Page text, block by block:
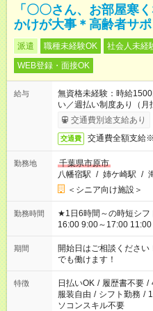
「〇〇さん、お部屋寒
かけが大事＊高齢者サポ
派遣 職種未経験OK 社会人未経
WEB登録・面接OK
給与
無資格未経験：時給
い／週払い制度あり（
完了次第のお支払いとな
交通費別途支給あり
交通費 交通費全額支給
勤務地
千葉県市原市
八幡宿駅 / 姉ケ崎駅 /
＜シニア向け施設＞
勤務時間
★1日6時間～の時短シフトOK ★スタート時間選べま
16:00 9:00～17:00
場合、他のお仕事と合
ん ※法令に基づき、週
となります ※労働者派遣
短時間・短期間の就業
期間
開始日はご相談くださ
でも働けます！
特徴 日払いOK / 履歴書不要 /
服装自由 / シフト勤務 /
ソコンスキル不要